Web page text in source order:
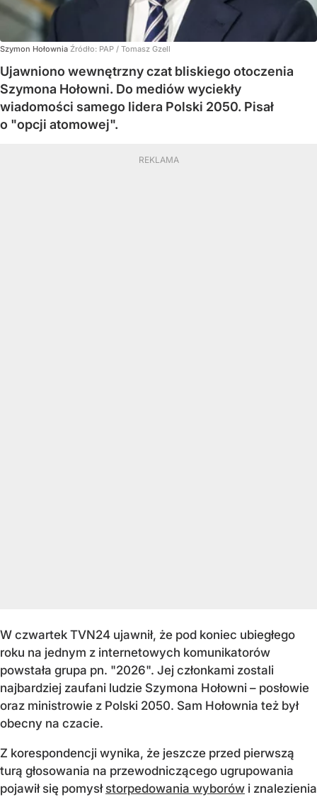
Szymon Hołownia Źródło: PAP / Tomasz Gzell
Ujawniono wewnętrzny czat bliskiego otoczenia
Szymona Hołowni. Do mediów wyciekły
wiadomości samego lidera Polski 2050. Pisał
o "opcji atomowej".
W czwartek TVN24 ujawnił, że pod koniec ubiegłego
roku na jednym z internetowych komunikatorów
powstała grupa pn. "2026". Jej członkami zostali
najbardziej zaufani ludzie Szymona Hołowni – posłowie
oraz ministrowie z Polski 2050. Sam Hołownia też był
obecny na czacie.
Z korespondencji wynika, że jeszcze przed pierwszą
turą głosowania na przewodniczącego ugrupowania
pojawił się pomysł storpedowania wyborów i znalezienia